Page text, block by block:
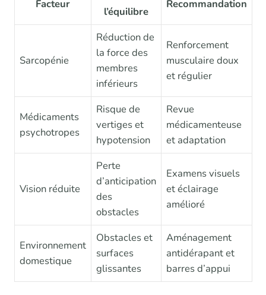
Facteur
l’équilibre
Recommandation
Sarcopénie
Réduction de
la force des
membres
inférieurs
Renforcement
musculaire doux
et régulier
Médicaments
psychotropes
Risque de
vertiges et
hypotension
Revue
médicamenteuse
et adaptation
Vision réduite
Perte
d’anticipation
des
obstacles
Examens visuels
et éclairage
amélioré
Environnement
domestique
Obstacles et
surfaces
glissantes
Aménagement
antidérapant et
barres d’appui